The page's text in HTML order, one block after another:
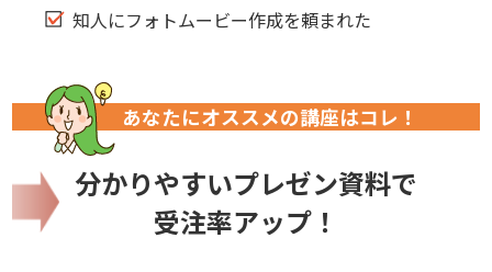
知人にフォトムービー作成を頼まれた
あなたにオススメの講座はコレ！
分かりやすいプレゼン資料で
受注率アップ！